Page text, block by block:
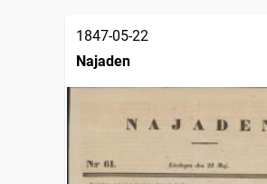
1847-05-22
Najaden